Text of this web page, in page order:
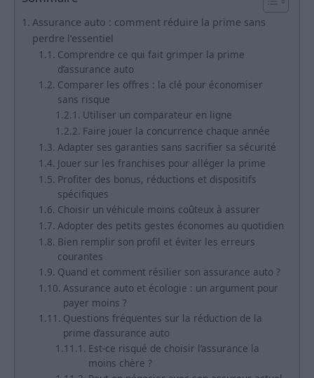
Assurance auto : comment réduire la prime sans
perdre l’essentiel
Comprendre ce qui fait grimper la prime
d’assurance auto
Comparer les offres : la clé pour économiser
sans risque
Utiliser un comparateur en ligne
Faire jouer la concurrence chaque année
Adapter ses garanties sans sacrifier sa sécurité
Jouer sur les franchises pour alléger la prime
Profiter des bonus, réductions et dispositifs
spécifiques
Choisir un véhicule moins coûteux à assurer
Adopter des petits gestes économes au quotidien
Bien remplir son profil et éviter les erreurs
courantes
Quand et comment résilier son assurance auto ?
Assurance auto et écologie : un argument pour
payer moins ?
Questions fréquentes sur la réduction de la
prime d’assurance auto
Est-ce risqué de choisir l’assurance la
moins chère ?